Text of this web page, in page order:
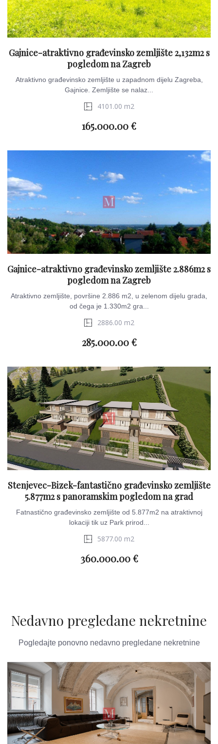
Gajnice-atraktivno građevinsko zemljište 2,132m2 s
pogledom na Zagreb
Atraktivno građevinsko zemljište u zapadnom dijelu Zagreba,
Gajnice. Zemljište se nalaz...
4101.00 m2
165.000.00 €
Gajnice-atraktivno građevinsko zemljište 2.886m2 s
pogledom na Zagreb
Atraktivno zemljište, površine 2.886 m2, u zelenom dijelu grada,
od čega je 1.330m2 gra...
2886.00 m2
285.000.00 €
Stenjevec-Bizek-fantastično građevinsko zemljište
5.877m2 s panoramskim pogledom na grad
Fatnastično građevinsko zemljište od 5.877m2 na atraktivnoj
lokaciji tik uz Park prirod...
5877.00 m2
360.000.00 €
Nedavno pregledane nekretnine
Pogledajte ponovno nedavno pregledane nekretnine